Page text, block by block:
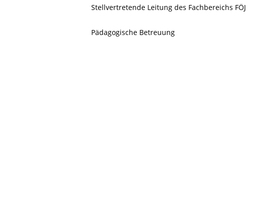
Stellvertretende Leitung des Fachbereichs FÖJ
Pädagogische Betreuung